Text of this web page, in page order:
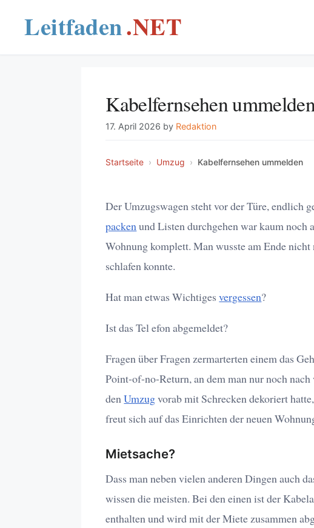
content
Kabelfernsehen
17. April 2026 by Redaktion
Startseite › Umzug › Kabelfernsehen ummelden
Der Umzugswagen steht vor der Türe, endlich
packenund Listen durchgehen war kaum noch
Wohnung komplett. Man wusste am Ende
schlafen konnte.
Hat man etwas Wichtigesvergessen?
Ist das Tel efon abgemeldet?
Fragen über Fragen zermarterten einem das
Point-of-no-Return, an dem man nur noch
denUmzugvorab mit Schrecken dekoriert
freut sich auf das Einrichten der neuen
Mietsache?
Dass man neben vielen anderen Dingen auch
wissen die meisten. Bei den einen ist der
enthalten und wird mit der Miete zusammen